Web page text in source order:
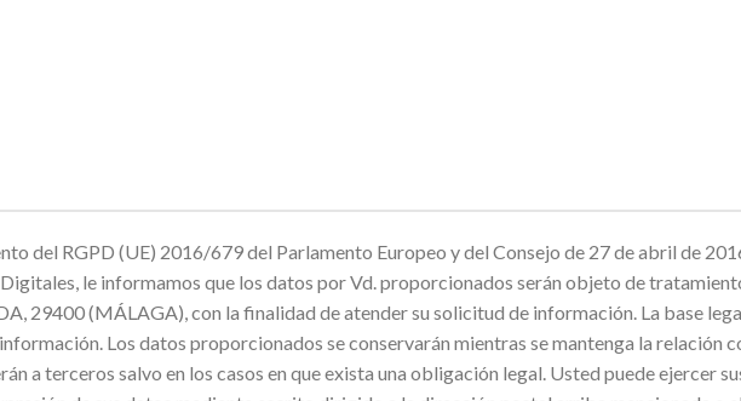
del RGPD (UE) 2016/679 del Parlamento Europeo y del Consejo de 27 de abril de
le informamos que los datos por Vd. proporcionados serán objeto de
29400 (MÁLAGA), con la finalidad de atender su solicitud de información. La base
Los datos proporcionados se conservarán mientras se mantenga la relación
a terceros salvo en los casos en que exista una obligación legal. Usted puede